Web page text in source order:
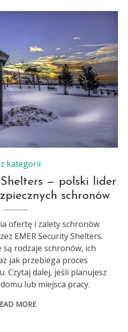
kategorii
— polski lider
schronów
ofertę i zalety schronów
EMER Security Shelters.
są rodzaje schronów, ich
jak przebiega proces
Czytaj dalej, jeśli planujesz
lub miejsca pracy.
MORE